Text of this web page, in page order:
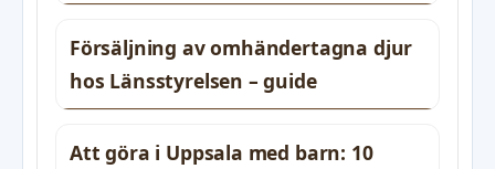
Försäljning av omhändertagna djur
hos Länsstyrelsen – guide
Att göra i Uppsala med barn: 10